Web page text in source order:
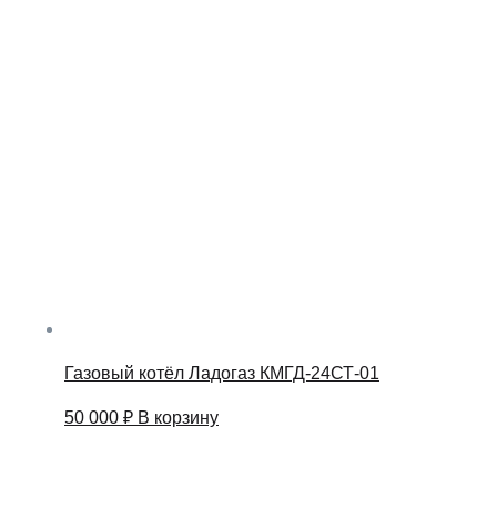
Газовый котёл Ладогаз КМГД-24СТ-01
50 000 ₽ В корзину